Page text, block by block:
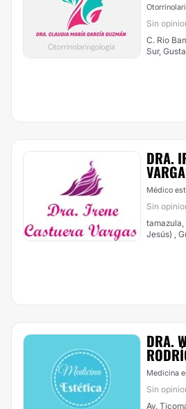
Sin
C. Rio
Sur,
DRA.
Médico
Sin
tamazula,
DRA.
Medicina
Sin
Av.